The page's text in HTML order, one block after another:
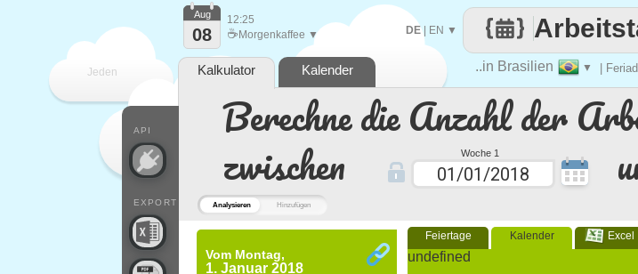
Analysieren Hinzufügen
Berechne die Anzahl der
zwischen
Woche 1
Vom Montag,
1. Januar 2018
Feiertage Kalender Excel
undefined
Jeden ..in Brasilien ▼ |
DE| EN ▼
API
EXPORT
Aug
08
12:25
☕ Morgenkaffee ▼
Kalkulator Kalender